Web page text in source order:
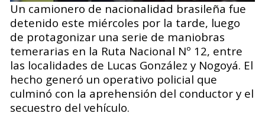
Un camionero de nacionalidad brasileña fue
detenido este miércoles por la tarde, luego
de protagonizar una serie de maniobras
temerarias en la Ruta Nacional Nº 12, entre
las localidades de Lucas González y Nogoyá. El
hecho generó un operativo policial que
culminó con la aprehensión del conductor y el
secuestro del vehículo.